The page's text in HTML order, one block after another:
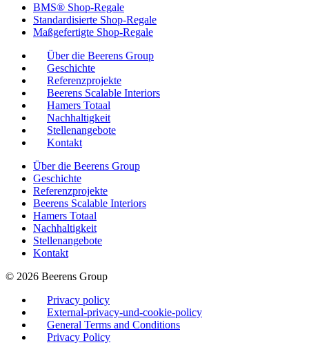
BMS® Shop-Regale
Standardisierte Shop-Regale
Maßgefertigte Shop-Regale
Über die Beerens Group
Geschichte
Referenzprojekte
Beerens Scalable Interiors
Hamers Totaal
Nachhaltigkeit
Stellenangebote
Kontakt
Über die Beerens Group
Geschichte
Referenzprojekte
Beerens Scalable Interiors
Hamers Totaal
Nachhaltigkeit
Stellenangebote
Kontakt
© 2026 Beerens Group
Privacy policy
External-privacy-und-cookie-policy
General Terms and Conditions
Privacy Policy